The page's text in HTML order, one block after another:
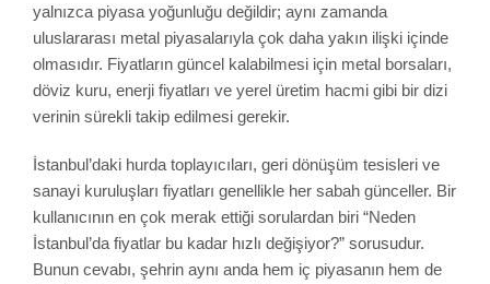
yalnızca piyasa yoğunluğu değildir; aynı zamanda
uluslararası metal piyasalarıyla çok daha yakın ilişki içinde
olmasıdır. Fiyatların güncel kalabilmesi için metal borsaları,
döviz kuru, enerji fiyatları ve yerel üretim hacmi gibi bir dizi
verinin sürekli takip edilmesi gerekir.
İstanbul’daki hurda toplayıcıları, geri dönüşüm tesisleri ve
sanayi kuruluşları fiyatları genellikle her sabah günceller. Bir
kullanıcının en çok merak ettiği sorulardan biri “Neden
İstanbul’da fiyatlar bu kadar hızlı değişiyor?” sorusudur.
Bunun cevabı, şehrin aynı anda hem iç piyasanın hem de